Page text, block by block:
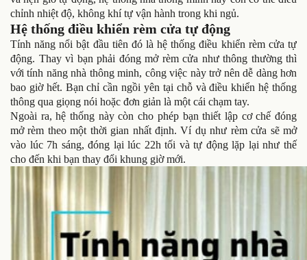
chỉnh nhiệt độ, không khí tự vận hành trong khi ngủ.
Hệ thống điều khiển rèm cửa tự động
Tính năng nổi bật đầu tiên đó là hệ thống điều khiển rèm cửa tự
động. Thay vì bạn phải đóng mở rèm cửa như thông thường thì
với tính năng nhà thông minh, công việc này trở nên dễ dàng hơn
bao giờ hết. Bạn chỉ cần ngồi yên tại chỗ và điều khiển hệ thống
thông qua giọng nói hoặc đơn giản là một cái chạm tay.
Ngoài ra, hệ thống này còn cho phép bạn thiết lập cơ chế đóng
mở rèm theo một thời gian nhất định. Ví dụ như rèm cửa sẽ mở
vào lúc 7h sáng, đóng lại lúc 22h tối và tự động lặp lại như thế
cho đến khi bạn thay đổi khung giờ mới.